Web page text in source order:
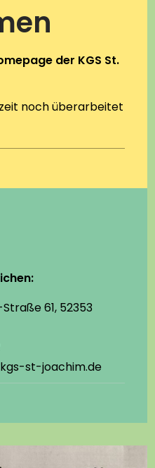
der KGS St.
noch überarbeitet
61, 52353
st-joachim.de